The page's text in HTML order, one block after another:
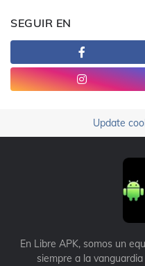
SEGUIR EN
Update
En Libre APK, somos un
siempre a la